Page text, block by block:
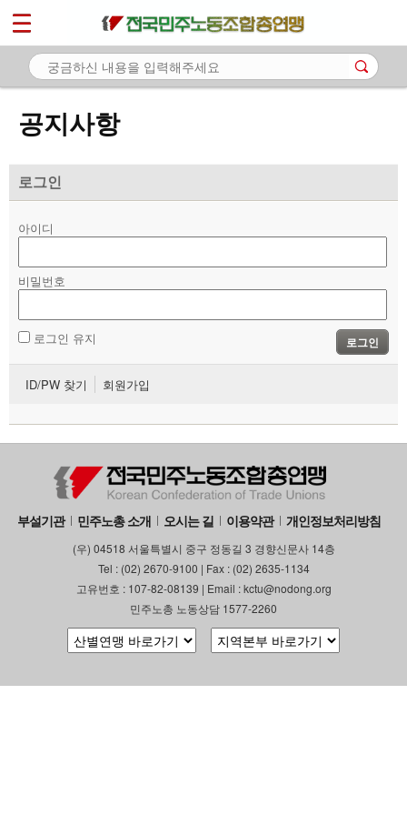
공지사항
로그인
아이디
비밀번호
로그인 유지 로그인
ID/PW 찾기 회원가입
부설기관 민주노총 소개 오시는 길 이용약관 개인정보처리방침
(우) 04518 서울특별시 중구 정동길 3 경향신문사 14층
Tel : (02) 2670-9100 | Fax : (02) 2635-1134
고유번호 : 107-82-08139 | Email : kctu@nodong.org
민주노총 노동상담 1577-2260
마이페이지
소개
- 공지사항
- 성명·보도
자료
부설기관
업무